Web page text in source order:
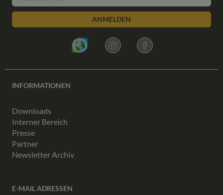
ANMELDEN
INFORMATIONEN
Downloads
Interner Bereich
Presse
Partner
Newsletter Archiv
E-MAIL ADRESSEN